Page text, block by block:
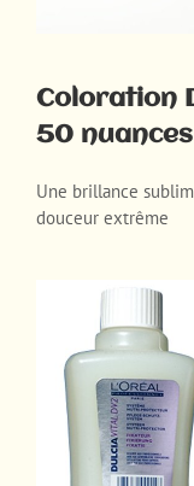
Coloration
50 nuances
Une brillance
douceur extrême